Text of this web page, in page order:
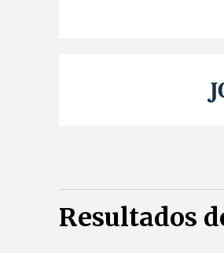
Resultados